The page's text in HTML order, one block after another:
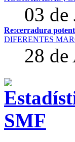
03
Re:cerradura
DIFERENTES
28 de